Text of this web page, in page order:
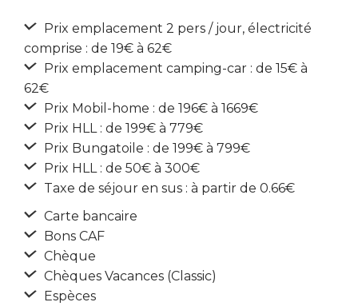
Prix emplacement 2 pers / jour, électricité
comprise : de 19€ à 62€
Prix emplacement camping-car : de 15€ à
62€
Prix Mobil-home : de 196€ à 1669€
Prix HLL : de 199€ à 779€
Prix Bungatoile : de 199€ à 799€
Prix HLL : de 50€ à 300€
Taxe de séjour en sus : à partir de 0.66€
Carte bancaire
Bons CAF
Chèque
Chèques Vacances (Classic)
Espèces